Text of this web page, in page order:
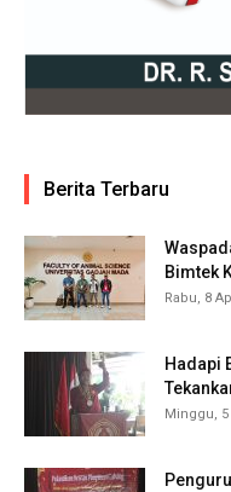
Berita Terbaru
Bimtek
Rabu, 8
Hadapi
Minggu, 5